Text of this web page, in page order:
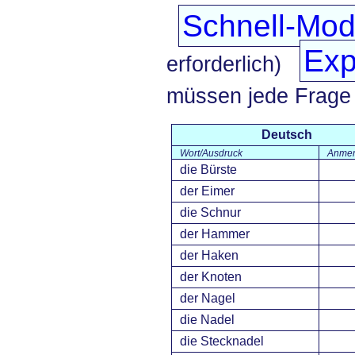
Schnell-
erforderlich)
müssen jede
Deutsch
Wort/Ausdruck
die Bürste
der Eimer
die Schnur
der Hammer
der Haken
der Knoten
der Nagel
die Nadel
die Stecknadel